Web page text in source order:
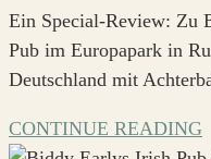
Ein Special-Review: Zu
Pub im Europapark in
Deutschland mit
CONTINUE READING